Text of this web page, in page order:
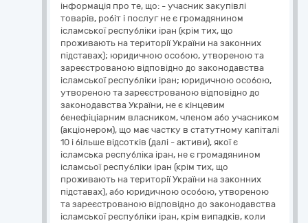
інформація про те, що: - учасник закупівлі
товарів, робіт і послуг не є громадянином
ісламської республіки іран (крім тих, що
проживають на території України на законних
підставах); юридичною особою, утвореною та
зареєстрованою відповідно до законодавства
ісламської республіки іран; юридичною особою,
утвореною та зареєстрованою відповідно до
законодавства України, не є кінцевим
бенефіціарним власником, членом або учасником
(акціонером), що має частку в статутному капіталі
10 і більше відсотків (далі - активи), якої є
ісламська республіка іран, не є громадянином
ісламсьої республіки іран (крім тих, що
проживають на території України на законних
підставах), або юридичною особою, утвореною
та зареєстрованою відповідно до законодавства
ісламської республіки іран, крім випадків, коли